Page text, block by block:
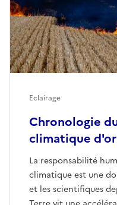
Chronologie
climatique
La responsabilité
climatique est une
et les scientifiques
Eclairage